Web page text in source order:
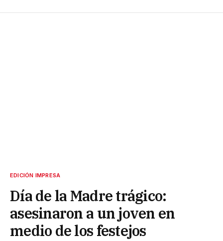
EDICIÓN IMPRESA
Día de la Madre trágico:
asesinaron a un joven en
medio de los festejos